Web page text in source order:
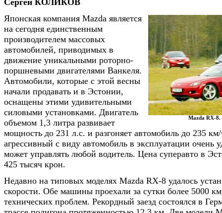
Mazda RX-8.
Японская компания Mazda является
на сегодня единственным
производителем массовых
автомобилей, приводимых в
движение уникальными роторно-
поршневыми двигателями Ванкеля.
Автомобили, которые с этой весны
начали продавать и в Эстонии,
оснащены этими удивительными
силовыми установками. Двигатель
объемом 1,3 литра развивает
мощность до 231 л.с. и разгоняет автомобиль до 235
агрессивный с виду автомобиль в эксплуатации очень
может управлять любой водитель. Цена суперавто в
425 тысяч крон.
Недавно на типовых моделях Mazda RX-8 удалось
скорости. Обе машины проехали за сутки более 5000
технических проблем. Рекордный заезд состоялся в